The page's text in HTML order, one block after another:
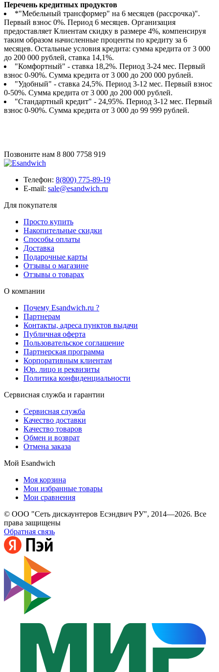
Перечень кредитных продуктов
*"Мебельный трансформер" на 6 месяцев (рассрочка)".
Первый взнос 0%. Период 6 месяцев. Организация
предоставляет Клиентам скидку в размере 4%, компенсируя
таким образом начисленные проценты по кредиту за 6
месяцев. Остальные условия кредита: сумма кредита от 3 000
до 200 000 рублей, ставка 14,1%.
"Комфортный" - ставка 18,2%. Период 3-24 мес. Первый
взнос 0-90%. Сумма кредита от 3 000 до 200 000 рублей.
"Удобный" - ставка 24,5%. Период 3-12 мес. Первый взнос
0-50%. Сумма кредита от 3 000 до 200 000 рублей.
"Стандартный кредит" - 24,95%. Период 3-12 мес. Первый
взнос 0-90%. Сумма кредита от 3 000 до 99 999 рублей.
Позвоните нам 8 800 7758 919
Телефон: 8(800) 775-89-19
E-mail: sale@esandwich.ru
Для покупателя
Просто купить
Накопительные скидки
Способы оплаты
Доставка
Подарочные карты
Отзывы о магазине
Отзывы о товарах
О компании
Почему Esandwich.ru ?
Партнерам
Контакты, адреса пунктов выдачи
Публичная оферта
Пользовательское соглашение
Партнерская программа
Корпоративным клиентам
Юр. лицо и реквизиты
Политика конфиденциальности
Сервисная служба и гарантии
Сервисная служба
Качество доставки
Качество товаров
Обмен и возврат
Отмена заказа
Мой Esandwich
Моя корзина
Мои избранные товары
Мои сравнения
© ООО "Сеть дискаунтеров Есэндвич РУ", 2014—2026. Все
права защищены
Обратная связь